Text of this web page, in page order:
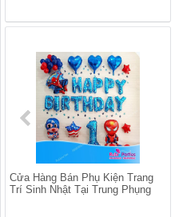
Cửa Hàng Bán Phụ Kiện Trang
Trí Sinh Nhật Tại Trung Phụng